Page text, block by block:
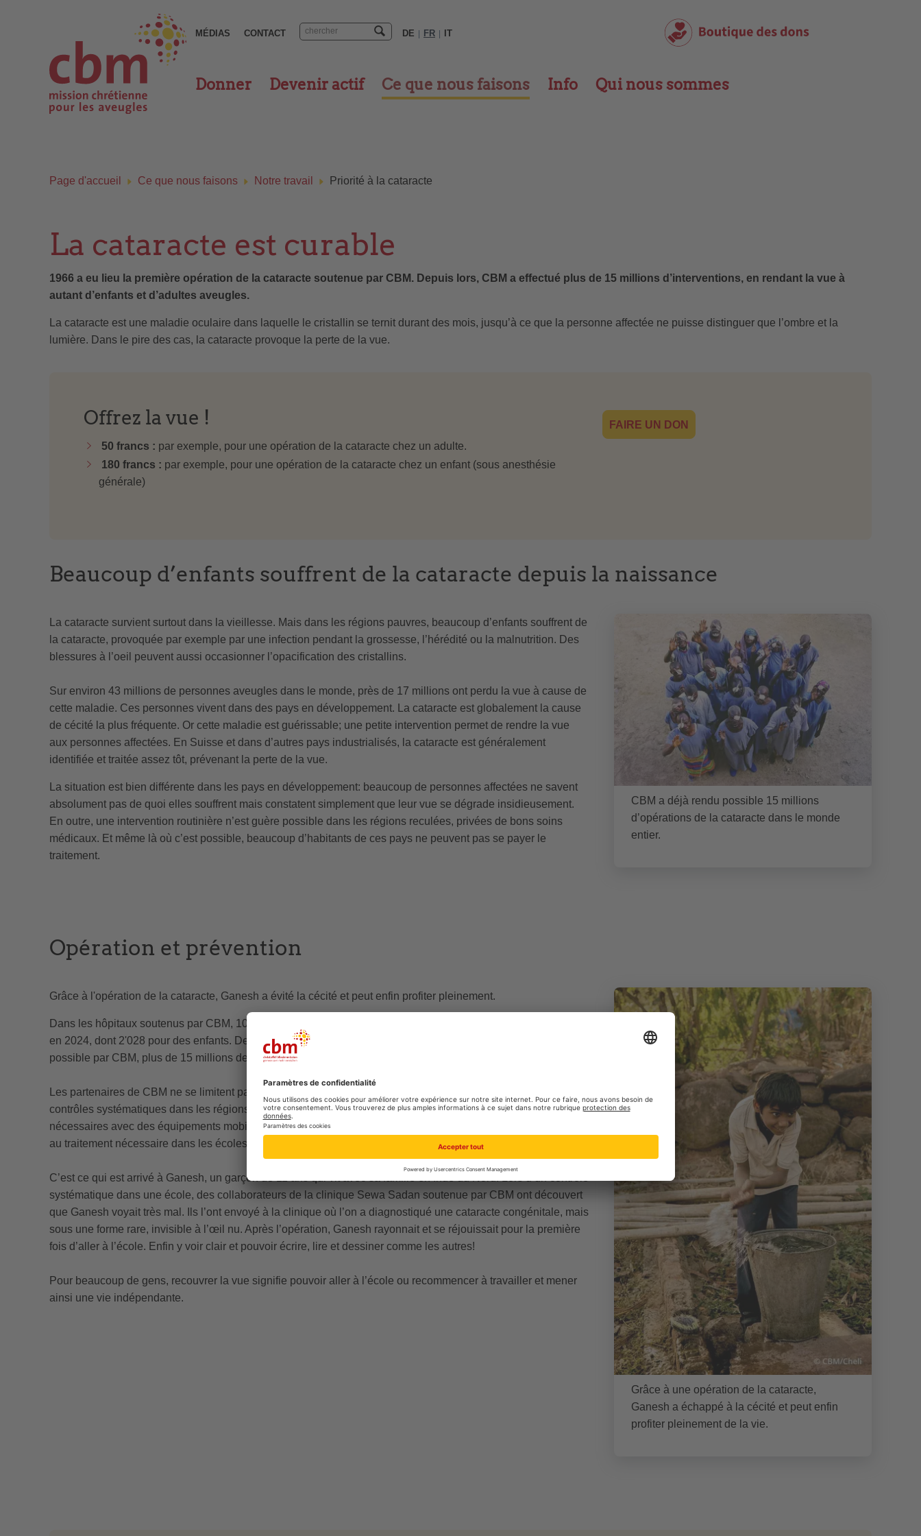
MÉDIAS CONTACT DE FR IT
Donner Devenir actif Ce que nous faisons Info Qui nous sommes
Page d'accueil Ce que nous faisons Notre travail Priorité à la cataracte
La cataracte est curable
1966 a eu lieu la première opération de la cataracte soutenue par CBM. Depuis lors, CBM a effectué plus de 15 millions d’interventions, en rendant la vue à
autant d’enfants et d’adultes aveugles.
La cataracte est une maladie oculaire dans laquelle le cristallin se ternit durant des mois, jusqu’à ce que la personne affectée ne puisse distinguer que l’ombre et la
lumière. Dans le pire des cas, la cataracte provoque la perte de la vue.
Offrez la vue !
50 francs : par exemple, pour une opération de la cataracte chez un adulte.
180 francs : par exemple, pour une opération de la cataracte chez un enfant (sous anesthésie
générale)
FAIRE UN DON
Beaucoup d’enfants souffrent de la cataracte depuis la naissance
La cataracte survient surtout dans la vieillesse. Mais dans les régions pauvres, beaucoup d’enfants souffrent de
la cataracte, provoquée par exemple par une infection pendant la grossesse, l’hérédité ou la malnutrition. Des
blessures à l’oeil peuvent aussi occasionner l’opacification des cristallins.
Sur environ 43 millions de personnes aveugles dans le monde, près de 17 millions ont perdu la vue à cause de
cette maladie. Ces personnes vivent dans des pays en développement. La cataracte est globalement la cause
de cécité la plus fréquente. Or cette maladie est guérissable; une petite intervention permet de rendre la vue
aux personnes affectées. En Suisse et dans d’autres pays industrialisés, la cataracte est généralement
identifiée et traitée assez tôt, prévenant la perte de la vue.
La situation est bien différente dans les pays en développement: beaucoup de personnes affectées ne savent
absolument pas de quoi elles souffrent mais constatent simplement que leur vue se dégrade insidieusement.
En outre, une intervention routinière n’est guère possible dans les régions reculées, privées de bons soins
médicaux. Et même là où c’est possible, beaucoup d’habitants de ces pays ne peuvent pas se payer le
traitement.
CBM a déjà rendu possible 15 millions
d’opérations de la cataracte dans le monde
entier.
Opération et prévention
Grâce à l'opération de la cataracte, Ganesh a évité la cécité et peut enfin profiter pleinement.
Dans les hôpitaux soutenus par CBM, 103'000 opérations de la cataracte ont été effectuées au niveau mondial
en 2024, dont 2'028 pour des enfants. Depuis 1966, l’année de la première opération de la cataracte rendue
possible par CBM, plus de 15 millions de ces interventions ont eu lieu.
Les partenaires de CBM ne se limitent pas aux opérations dans leurs cliniques; ils organisent aussi des
contrôles systématiques dans les régions moins accessibles. Ils procèdent également aux interventions
nécessaires avec des équipements mobiles durant ces campagnes. Les personnes touchées ont ainsi accès
au traitement nécessaire dans les écoles et les villages.
C’est ce qui est arrivé à Ganesh, un garçon de 11 ans qui vit avec sa famille en Inde du Nord. Lors d’un contrôle
systématique dans une école, des collaborateurs de la clinique Sewa Sadan soutenue par CBM ont découvert
que Ganesh voyait très mal. Ils l’ont envoyé à la clinique où l’on a diagnostiqué une cataracte congénitale, mais
sous une forme rare, invisible à l’œil nu. Après l’opération, Ganesh rayonnait et se réjouissait pour la première
fois d’aller à l’école. Enfin y voir clair et pouvoir écrire, lire et dessiner comme les autres!
Pour beaucoup de gens, recouvrer la vue signifie pouvoir aller à l’école ou recommencer à travailler et mener
ainsi une vie indépendante.
Grâce à une opération de la cataracte,
Ganesh a échappé à la cécité et peut enfin
profiter pleinement de la vie.